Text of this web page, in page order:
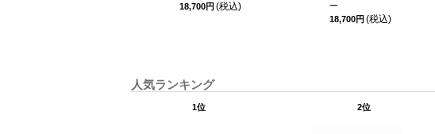
18,700円 (税込)
ー
18,700円 (税込)
人気ランキング
1位 2位